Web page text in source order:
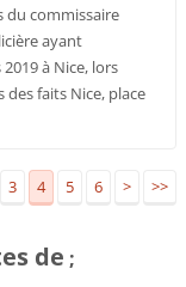
du commissaire
ayant
à Nice, lors
des faits Nice, place
3 4 5 6 > >>
de ;